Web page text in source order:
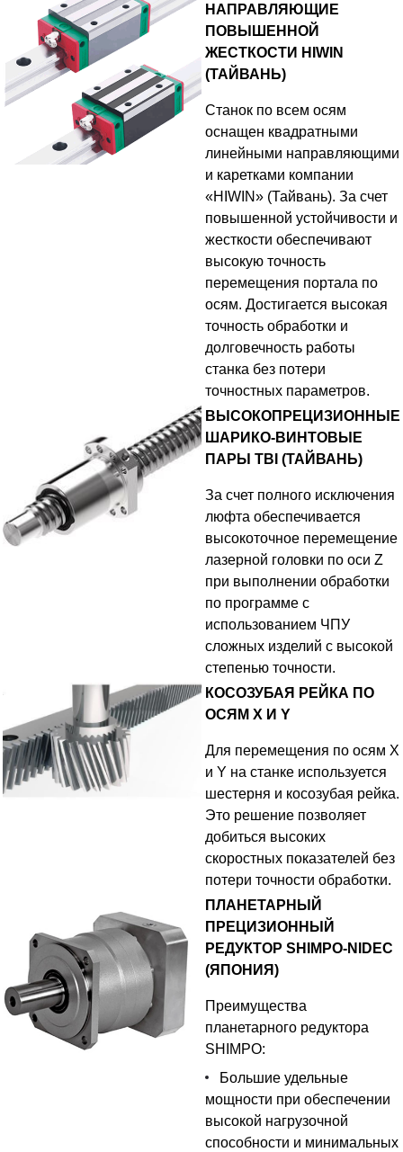
НАПРАВЛЯЮЩИЕ
ПОВЫШЕННОЙ
ЖЕСТКОСТИ HIWIN
(ТАЙВАНЬ)
Станок по всем осям
оснащен квадратными
линейными направляющими
и каретками компании
«HIWIN» (Тайвань). За счет
повышенной устойчивости и
жесткости обеспечивают
высокую точность
перемещения портала по
осям. Достигается высокая
точность обработки и
долговечность работы
станка без потери
точностных параметров.
ВЫСОКОПРЕЦИЗИОННЫЕ
ШАРИКО-ВИНТОВЫЕ
ПАРЫ TBI (ТАЙВАНЬ)
За счет полного исключения
люфта обеспечивается
высокоточное перемещение
лазерной головки по оси Z
при выполнении обработки
по программе с
использованием ЧПУ
сложных изделий с высокой
степенью точности.
КОСОЗУБАЯ РЕЙКА ПО
ОСЯМ X И Y
Для перемещения по осям Х
и Y на станке используется
шестерня и косозубая рейка.
Это решение позволяет
добиться высоких
скоростных показателей без
потери точности обработки.
ПЛАНЕТАРНЫЙ
ПРЕЦИЗИОННЫЙ
РЕДУКТОР SHIMPO-NIDEC
(ЯПОНИЯ)
Преимущества
планетарного редуктора
SHIMPO:
Большие удельные
мощности при обеспечении
высокой нагрузочной
способности и минимальных